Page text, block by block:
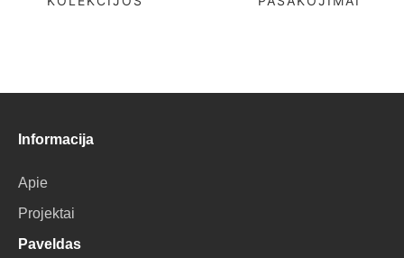
Informacija
Apie
Projektai
Paveldas